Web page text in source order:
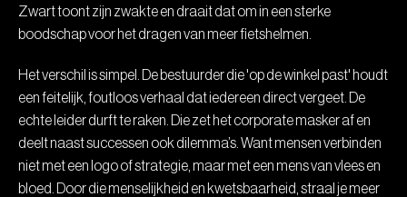
Zwart toont zijn zwakte en draait dat om in een sterke
boodschap voor het dragen van meer fietshelmen.
Het verschil is simpel. De bestuurder die 'op de winkel past' houdt
een feitelijk, foutloos verhaal dat iedereen direct vergeet. De
echte leider durft te raken. Die zet het corporate masker af en
deelt naast successen ook dilemma’s. Want mensen verbinden
niet met een logo of strategie, maar met een mens van vlees en
bloed. Door die menselijkheid en kwetsbaarheid, straal je meer